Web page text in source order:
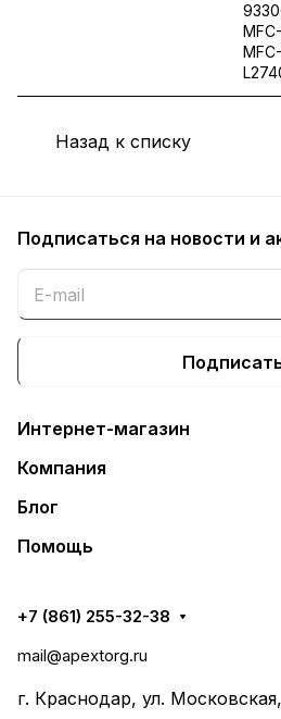
Назад к списку
Подписаться на новости и
Интернет-магазин
Компания
Блог
Помощь
+7 (861) 255-32-38
mail@apextorg.ru
г. Краснодар, ул.